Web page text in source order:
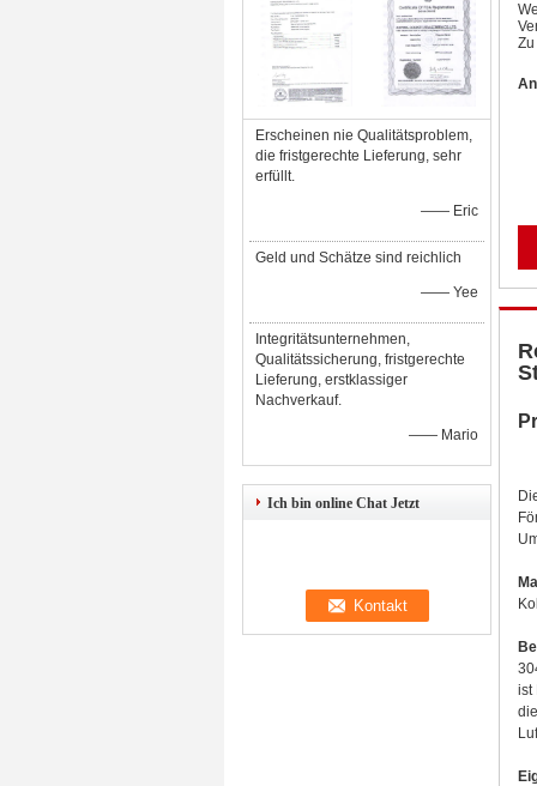
Erscheinen nie Qualitätsproblem,
die fristgerechte Lieferung, sehr
erfüllt.
—— Eric
Geld und Schätze sind reichlich
—— Yee
Integritätsunternehmen,
Qualitätssicherung, fristgerechte
Lieferung, erstklassiger
Nachverkauf.
—— Mario
Ich bin online Chat Jetzt
ist